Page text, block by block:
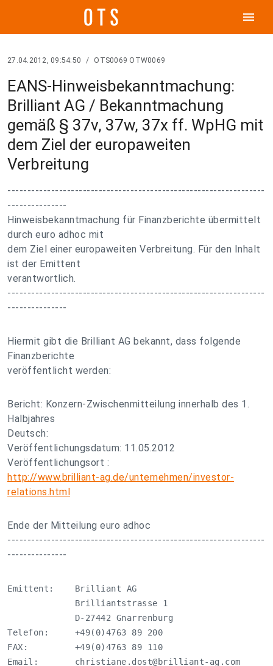
menu
27.04.2012, 09:54:50 / OTS0069 OTW0069
EANS-Hinweisbekanntmachung:
Brilliant AG / Bekanntmachung
gemäß § 37v, 37w, 37x ff. WpHG mit
dem Ziel der europaweiten
Verbreitung
-----------------------------------------------------------------
---------------
Hinweisbekanntmachung für Finanzberichte übermittelt
durch euro adhoc mit
dem Ziel einer europaweiten Verbreitung. Für den Inhalt
ist der Emittent
verantwortlich.
-----------------------------------------------------------------
---------------
Hiermit gibt die Brilliant AG bekannt, dass folgende
Finanzberichte
veröffentlicht werden:
Bericht: Konzern-Zwischenmitteilung innerhalb des 1.
Halbjahres
Deutsch:
Veröffentlichungsdatum: 11.05.2012
Veröffentlichungsort :
http://www.brilliant-ag.de/unternehmen/investor-
relations.html
Ende der Mitteilung euro adhoc
-----------------------------------------------------------------
---------------
Emittent:    Brilliant AG
             Brilliantstrasse 1
             D-27442 Gnarrenburg
Telefon:     +49(0)4763 89 200
FAX:         +49(0)4763 89 110
Email: christiane.dost@brilliant-ag.com